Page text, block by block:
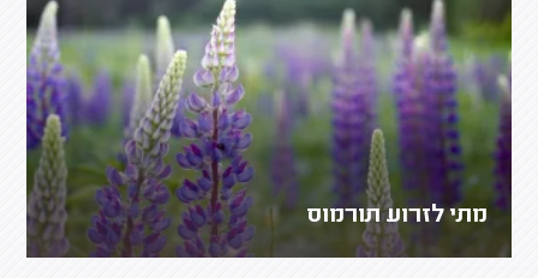
מתי לזרוע תורמוס